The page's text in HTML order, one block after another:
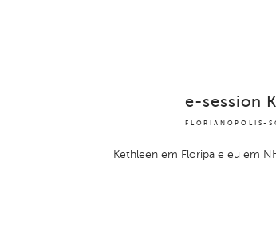
FLORIANOPOLIS-
e-session
Kethleen em Floripa e eu em